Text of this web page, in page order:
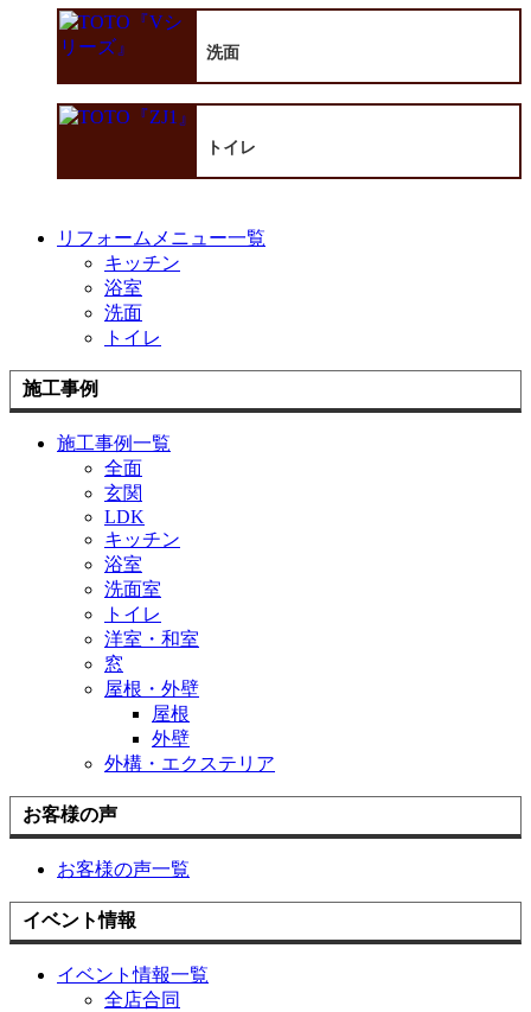
洗面
トイレ
リフォームメニュー一覧
キッチン
浴室
洗面
トイレ
施工事例
施工事例一覧
全面
玄関
LDK
キッチン
浴室
洗面室
トイレ
洋室・和室
窓
屋根・外壁
屋根
外壁
外構・エクステリア
お客様の声
お客様の声一覧
イベント情報
イベント情報一覧
全店合同